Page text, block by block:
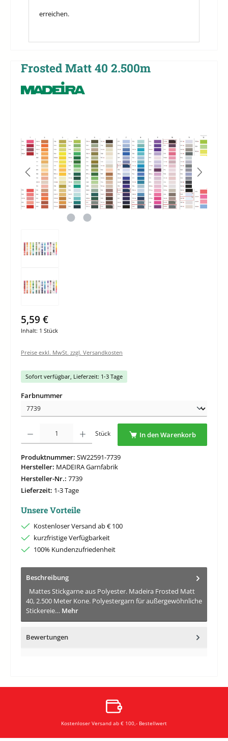
erreichen.
Frosted Matt 40 2.500m
5,59 €
Inhalt: 1 Stück
Preise exkl. MwSt. zzgl. Versandkosten
Sofort verfügbar, Lieferzeit: 1-3 Tage
Farbnummerauswählen
Produkt Anzahl: Gib den gewünschten Wert ein oder benutze die Schaltflächen um
Stück In den Warenkorb
Produktnummer: SW22591-7739
Hersteller: MADEIRA Garnfabrik
Hersteller-Nr.: 7739
Lieferzeit: 1-3 Tage
Unsere Vorteile
Kostenloser Versand ab € 100
kurzfristige Verfügbarkeit
100% Kundenzufriedenheit
Beschreibung
Mattes Stickgarne aus Polyester. Madeira Frosted Matt
40, 2.500 Meter Kone. Polyestergarn für außergewöhnliche
Stickereie… Mehr
Bewertungen
Kostenloser Versand ab € 100,- Bestellwert